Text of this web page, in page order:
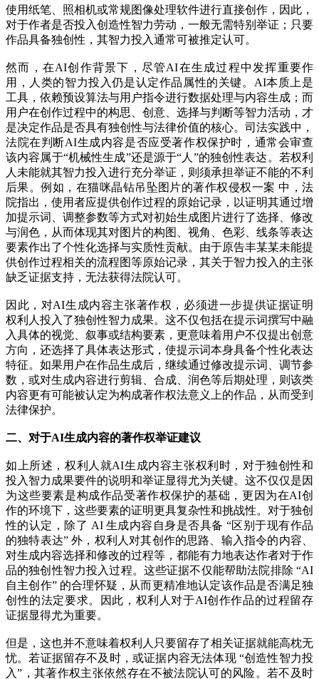
使用纸笔、照相机或常规图像处理软件进行直接创作，因此，
对于作者是否投入创造性智力劳动，一般无需特别举证；只要
作品具备独创性，其智力投入通常可被推定认可。
然而，在AI创作背景下，尽管AI在生成过程中发挥重要作
用，人类的智力投入仍是认定作品属性的关键。AI本质上是
工具，依赖预设算法与用户指令进行数据处理与内容生成；而
用户在创作过程中的构思、创意、选择与判断等智力活动，才
是决定作品是否具有独创性与法律价值的核心。司法实践中，
法院在判断AI生成内容是否应受著作权保护时，通常会审查
该内容属于“机械性生成”还是源于“人”的独创性表达。若权利
人未能就其智力投入进行充分举证，则须承担举证不能的不利
后果。例如，在猫咪晶钻吊坠图片的著作权侵权一案 中，法
院指出，使用者应提供创作过程的原始记录，以证明其通过增
加提示词、调整参数等方式对初始生成图片进行了选择、修改
与润色，从而体现其对图片的构图、视角、色彩、线条等表达
要素作出了个性化选择与实质性贡献。由于原告丰某某未能提
供创作过程相关的流程图等原始记录，其关于智力投入的主张
缺乏证据支持，无法获得法院认可。
因此，对AI生成内容主张著作权，必须进一步提供证据证明
权利人投入了独创性智力成果。这不仅包括在提示词撰写中融
入具体的视觉、叙事或结构要素，更意味着用户不仅提出创意
方向，还选择了具体表达形式，使提示词本身具备个性化表达
特征。如果用户在作品生成后，继续通过修改提示词、调节参
数，或对生成内容进行剪辑、合成、润色等后期处理，则该类
内容更有可能被认定为构成著作权法意义上的作品，从而受到
法律保护。
二、对于AI生成内容的著作权举证建议
如上所述，权利人就AI生成内容主张权利时，对于独创性和
投入智力成果要件的说明和举证显得尤为关键。这不仅仅是因
为这些要素是构成作品受著作权保护的基础，更因为在AI创
作的环境下，这些要素的证明更具复杂性和挑战性。对于独创
性的认定，除了 AI 生成内容自身是否具备 “区别于现有作品
的独特表达” 外，权利人对其创作的思路、输入指令的内容、
对生成内容选择和修改的过程等，都能有力地表达作者对于作
品的独创性智力投入过程。这些证据不仅能帮助法院排除 “AI
自主创作” 的合理怀疑，从而更精准地认定该作品是否满足独
创性的法定要求。因此，权利人对于AI创作作品的过程留存
证据显得尤为重要。
但是，这也并不意味着权利人只要留存了相关证据就能高枕无
忧。若证据留存不及时，或证据内容无法体现 “创造性智力投
入”，其著作权主张依然存在不被法院认可的风险。若不及时